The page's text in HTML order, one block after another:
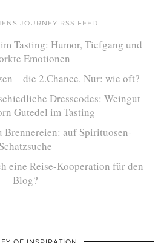
JOURNEY RSS FEED
Tasting: Humor, Tiefgang und
Emotionen
– die 2.Chance. Nur: wie oft?
Dresscodes: Weingut
Gutedel im Tasting
Brennereien: auf Spirituosen-
Schatzsuche
eine Reise-Kooperation für den
Blog?